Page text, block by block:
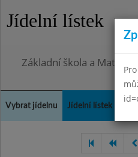
Jídelní lístek
Základní škola a
Vybrat jídelnu Jídelní lístek